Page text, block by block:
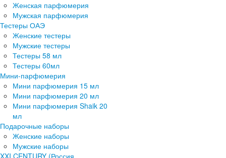
Женская парфюмерия
Мужская парфюмерия
Тестеры ОАЭ
Женские тестеры
Мужские тестеры
Тестеры 58 мл
Тестеры 60мл
Мини-парфюмерия
Мини парфюмерия 15 мл
Мини парфюмерия 20 мл
Мини парфюмерия Shaik 20
мл
Подарочные наборы
Женские наборы
Мужские наборы
XXI CENTURY (Россия,